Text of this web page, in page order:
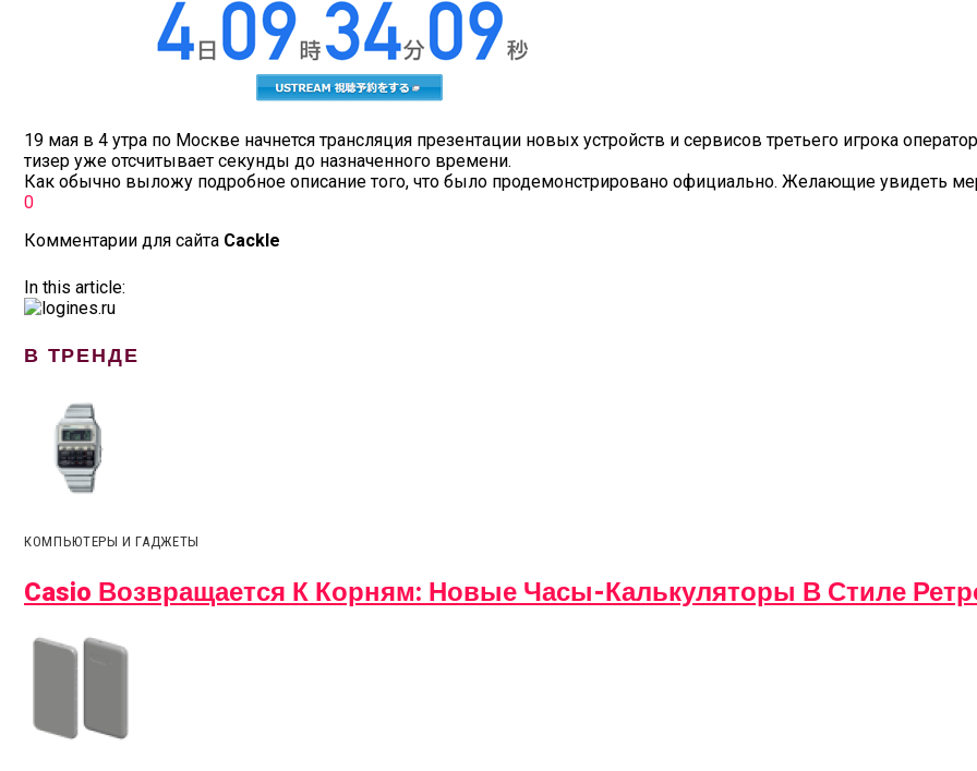
19 мая в 4 утра по Москве начнется трансляция презентации новых устройств и сервисов третьего игрока
тизер уже отсчитывает секунды до назначенного времени.
Как обычно выложу подробное описание того, что было продемонстрировано официально. Желающие увидеть
0
Комментарии для сайта Cackle
In this article:
В ТРЕНДЕ
КОМПЬЮТЕРЫ И ГАДЖЕТЫ
Casio Возвращается К Корням: Новые Часы-Калькуляторы В Стиле